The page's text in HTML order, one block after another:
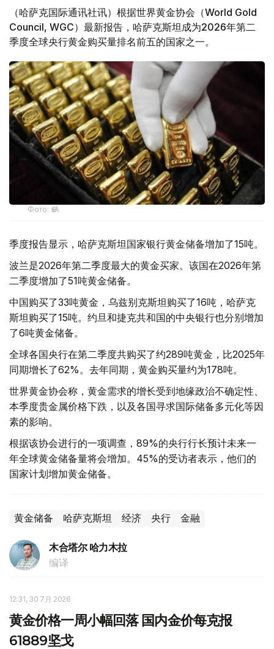
（哈萨克国际通讯社讯）根据世界黄金协会（World Gold
Council, WGC）最新报告，哈萨克斯坦成为2026年第二
季度全球央行黄金购买量排名前五的国家之一。
Фото: ӨзА
季度报告显示，哈萨克斯坦国家银行黄金储备增加了15吨。
波兰是2026年第二季度最大的黄金买家。该国在2026年第
二季度增加了51吨黄金储备。
中国购买了33吨黄金，乌兹别克斯坦购买了16吨，哈萨克
斯坦购买了15吨。约旦和捷克共和国的中央银行也分别增加
了6吨黄金储备。
全球各国央行在第二季度共购买了约289吨黄金，比2025年
同期增长了62%。去年同期，黄金购买量约为178吨。
世界黄金协会称，黄金需求的增长受到地缘政治不确定性、
本季度贵金属价格下跌，以及各国寻求国际储备多元化等因
素的影响。
根据该协会进行的一项调查，89%的央行行长预计未来一
年全球黄金储备量将会增加。45%的受访者表示，他们的
国家计划增加黄金储备。
黄金储备 哈萨克斯坦 经济 央行 金融
木合塔尔 哈力木拉
编译
12:31, 30 7月 2026
黄金价格一周小幅回落 国内金价每克报
61889坚戈